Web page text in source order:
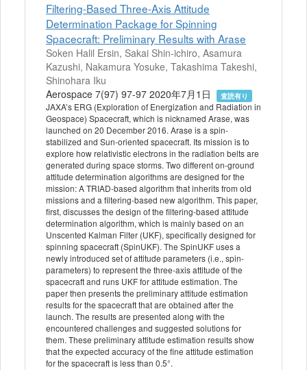
Filtering-Based Three-Axis Attitude
Determination Package for Spinning
Spacecraft: Preliminary Results with Arase
Soken Halil Ersin, Sakai Shin-ichiro, Asamura
Kazushi, Nakamura Yosuke, Takashima Takeshi,
Shinohara Iku
Aerospace 7(97) 97-97 2020年7月1日
査読有り
JAXA’s ERG (Exploration of Energization and Radiation in
Geospace) Spacecraft, which is nicknamed Arase, was
launched on 20 December 2016. Arase is a spin-
stabilized and Sun-oriented spacecraft. Its mission is to
explore how relativistic electrons in the radiation belts are
generated during space storms. Two different on-ground
attitude determination algorithms are designed for the
mission: A TRIAD-based algorithm that inherits from old
missions and a filtering-based new algorithm. This paper,
first, discusses the design of the filtering-based attitude
determination algorithm, which is mainly based on an
Unscented Kalman Filter (UKF), specifically designed for
spinning spacecraft (SpinUKF). The SpinUKF uses a
newly introduced set of attitude parameters (i.e., spin-
parameters) to represent the three-axis attitude of the
spacecraft and runs UKF for attitude estimation. The
paper then presents the preliminary attitude estimation
results for the spacecraft that are obtained after the
launch. The results are presented along with the
encountered challenges and suggested solutions for
them. These preliminary attitude estimation results show
that the expected accuracy of the fine attitude estimation
for the spacecraft is less than 0.5°.